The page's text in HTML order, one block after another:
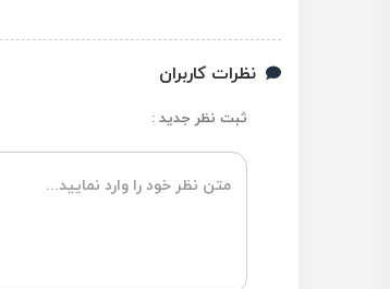
نظرات کاربران
ثبت نظر جدید :